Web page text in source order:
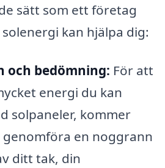
sätt som ett företag
kan hjälpa dig:
och bedömning: För att
energi du kan
solpaneler, kommer
en noggrann
ditt tak, din